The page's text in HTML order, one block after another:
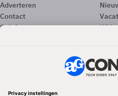
Adverteren
Contact
Colofon